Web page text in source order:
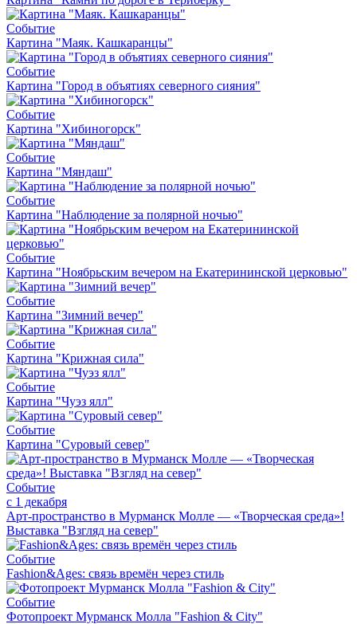
Событие
Картина "Маяк. Кашкаранцы"
Событие
Картина "Город в объятиях северного сияния"
Событие
Картина "Хибиногорск"
Событие
Картина "Мяндаш"
Событие
Картина "Наблюдение за полярной ночью"
Событие
Картина "Ноябрьским вечером на Екатерининской церковью"
Событие
Картина "Зимний вечер"
Событие
Картина "Крижная сила"
Событие
Картина "Чуэз ялл"
Событие
Картина "Суровый север"
Событие
с 1 декабря
Арт-пространство в Мурманск Молле — «Творческая среда»!
Выставка "Взгляд на север"
Событие
Fashion&Ages: cвязь времён через стиль
Событие
Фотопроект Мурманск Молла "Fashion & City"